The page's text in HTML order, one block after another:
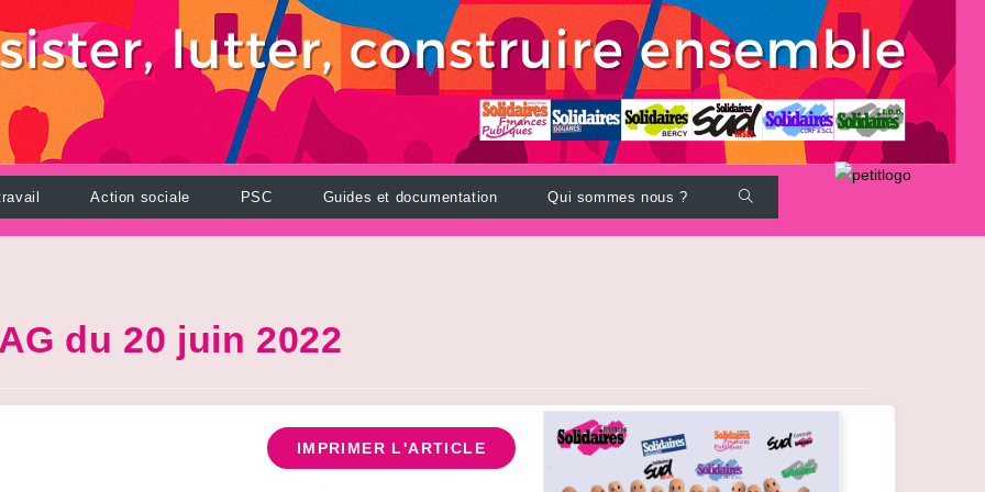
Action sociale PSC Guides et documentation Qui sommes nous ? Toggle
website
du 20 juin 2022
IMPRIMER L'ARTICLE